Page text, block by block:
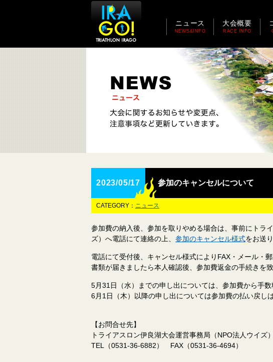
ニュース
NEWS&INFO
大会概要
RACE INFO
2023/05/17 参加のキャンセルについて
CATEGORY： ニュース
参加費の納入後、参加を取りやめる場合は、事前にトラ
ズ）へ電話にて連絡の上、 参加のキャンセル様式をお送
電話にて受付後、キャンセル様式によりFAX・メール・郵
書類が届きましたら本人確認後、参加費返金の手続きを致
5月31日（水）までの申し出については、参加費から手
6月1日（木）以降の申し出については参加費の払い戻し
【お問合せ先】
トライアスロン伊良湖大会運営事務局（NPO法人ウイ
TEL（0531-36-6882） FAX（0531-36-4694）